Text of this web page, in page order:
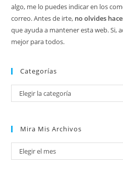
algo, me lo puedes indicar en los
correo. Antes de irte, no olvides
que ayuda a mantener esta web. Si,
mejor para todos.
Categorías
Categorías
Elegir la categoría
Mira Mis Archivos
Mira
mis
Elegir el mes